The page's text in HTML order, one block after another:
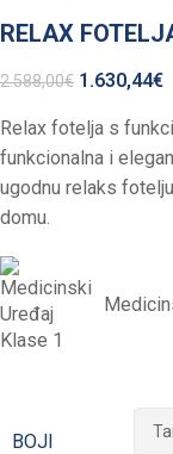
RELAX
2.588,00€ 1.630,44€
Relax fotelja s
funkcionalna i
ugodnu relaks
domu.
BOJI